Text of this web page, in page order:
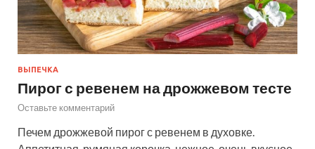
ВЫПЕЧКА
Пирог с ревенем на дрожжевом тесте
Оставьте комментарий
Печем дрожжевой пирог с ревенем в духовке.